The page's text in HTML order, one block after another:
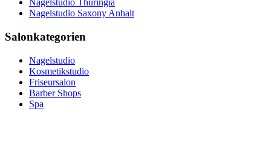
Nagelstudio Thuringia
Nagelstudio Saxony Anhalt
Salonkategorien
Nagelstudio
Kosmetikstudio
Friseursalon
Barber Shops
Spa